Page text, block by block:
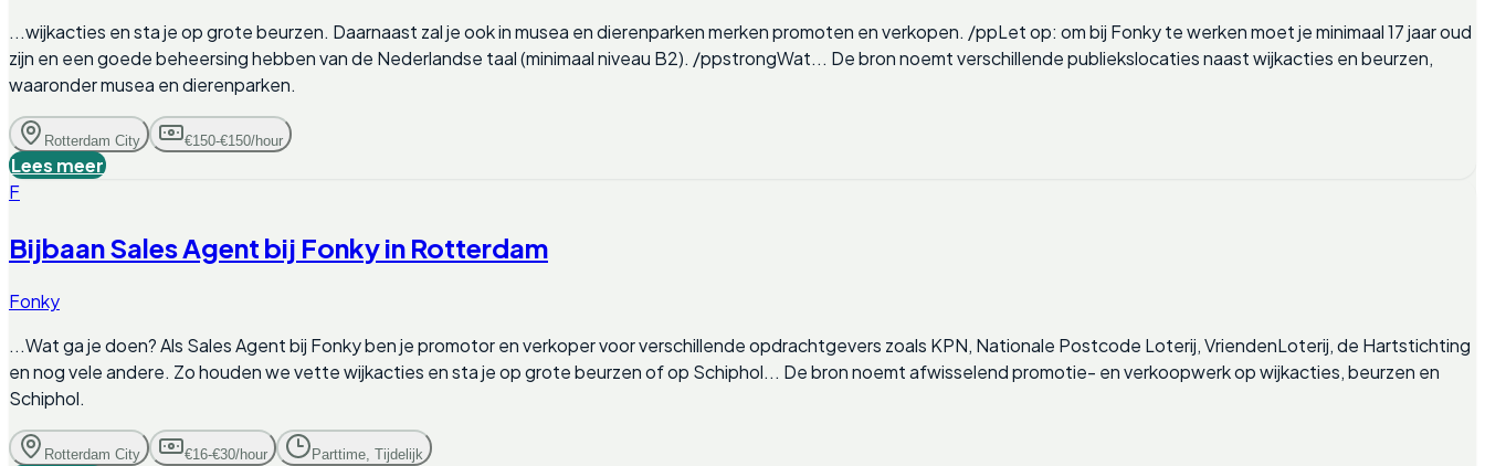
...wijkacties en sta je op grote beurzen. Daarnaast zal je ook in musea en dierenparken merken promoten en verkopen. /ppLet op: om bij Fonky te werken moet je minimaal 17 jaar oud
zijn en een goede beheersing hebben van de Nederlandse taal (minimaal niveau B2). /ppstrongWat... De bron noemt verschillende publiekslocaties naast wijkacties en beurzen,
waaronder musea en dierenparken.
Rotterdam City €150-€150/hour
Lees meer
F
Bijbaan Sales Agent bij Fonky in Rotterdam
Fonky
...Wat ga je doen? Als Sales Agent bij Fonky ben je promotor en verkoper voor verschillende opdrachtgevers zoals KPN, Nationale Postcode Loterij, VriendenLoterij, de Hartstichting
en nog vele andere. Zo houden we vette wijkacties en sta je op grote beurzen of op Schiphol... De bron noemt afwisselend promotie- en verkoopwerk op wijkacties, beurzen en
Schiphol.
Rotterdam City €16-€30/hour Parttime, Tijdelijk